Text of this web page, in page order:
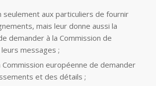
seulement aux particuliers de fournir
mais leur donne aussi la
demander à la Commission de
messages ;
européenne de demander
et des détails ;